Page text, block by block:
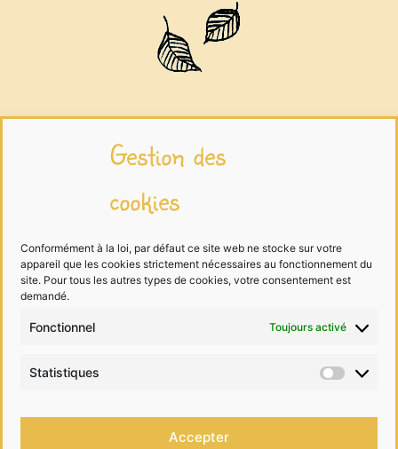
Gestion des
cookies
Conformément à la loi, par défaut ce site web ne stocke sur votre
appareil que les cookies strictement nécessaires au fonctionnement du
site. Pour tous les autres types de cookies, votre consentement est
demandé.
Fonctionnel Toujours activé
Statistiques
Accepter
Infos légales
Mentions légales
Traitement des données
Cookies
Me contacter